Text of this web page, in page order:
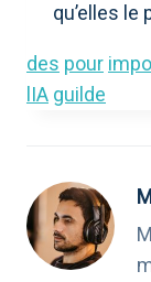
qu’elles le
des pour
lIA guilde